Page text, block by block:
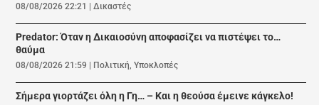
08/08/2026 22:21 |Δικαστές
Predator: Όταν η Δικαιοσύνη αποφασίζει να πιστέψει το…
θαύμα
08/08/2026 21:59 | Πολιτική,Υποκλοπές
Σήμερα γιορτάζει όλη η Γη… – Και η θεούσα έμεινε κάγκελο!